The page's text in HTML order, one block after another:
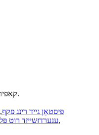
© קאַפּירייט - 2010-2023: כל הזכויות שמורות.
פּיסטאָן גייד רינג פקף,
ענערדזשייזד רוט,